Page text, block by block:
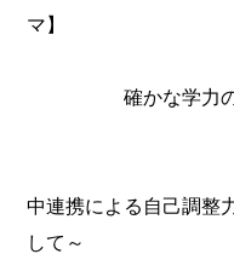
マ】
確かな学力の育
中連携による自己調整
して～